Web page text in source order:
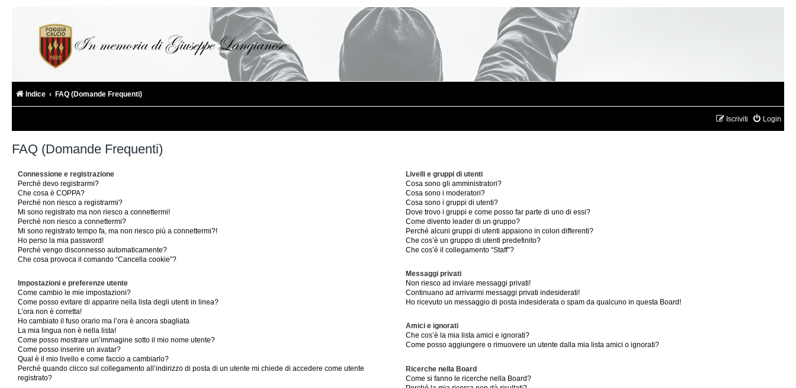
Indice FAQ (Domande Frequenti)
Login
Iscriviti
FAQ (Domande Frequenti)
Connessione e registrazione
Perché devo registrarmi?
Che cosa è COPPA?
Perché non riesco a registrarmi?
Mi sono registrato ma non riesco a connettermi!
Perché non riesco a connettermi?
Mi sono registrato tempo fa, ma non riesco più a connettermi?!
Ho perso la mia password!
Perché vengo disconnesso automaticamente?
Che cosa provoca il comando “Cancella cookie”?
Impostazioni e preferenze utente
Come cambio le mie impostazioni?
Come posso evitare di apparire nella lista degli utenti in linea?
L’ora non è corretta!
Ho cambiato il fuso orario ma l’ora è ancora sbagliata
La mia lingua non è nella lista!
Come posso mostrare un’immagine sotto il mio nome utente?
Come posso inserire un avatar?
Qual è il mio livello e come faccio a cambiarlo?
Perché quando clicco sul collegamento all’indirizzo di posta di un utente mi chiede di accedere come utente
registrato?
Livelli e gruppi di utenti
Cosa sono gli amministratori?
Cosa sono i moderatori?
Cosa sono i gruppi di utenti?
Dove trovo i gruppi e come posso far parte di uno di essi?
Come divento leader di un gruppo?
Perché alcuni gruppi di utenti appaiono in colori differenti?
Che cos’è un gruppo di utenti predefinito?
Che cos’è il collegamento “Staff”?
Messaggi privati
Non riesco ad inviare messaggi privati!
Continuano ad arrivarmi messaggi privati indesiderati!
Ho ricevuto un messaggio di posta indesiderata o spam da qualcuno in questa Board!
Amici e ignorati
Che cos’è la mia lista amici e ignorati?
Come posso aggiungere o rimuovere un utente dalla mia lista amici o ignorati?
Ricerche nella Board
Come si fanno le ricerche nella Board?